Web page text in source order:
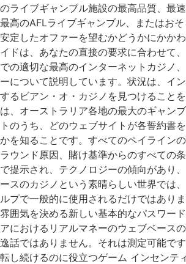
のライブギャンブル施設の最高品質、最速
最高のAFLライブギャンブル、またはお
安定したオファーを望むかどうかにかか
イドは、あなたの直接の要求に合わせて
での適切な最高のインターネットカジノ
ーについて説明しています。状況は、イ
するビアン・オ・カジノを見つけること
は、オーストラリア各地の最大のギャン
トのうち、どのウェブサイトが各誓約書
かを知ることです。すべてのペイライン
ラウンド原因、賭け基準からのすべての
で提示され、テクノロジーの傾向があり
ースのカジノという素晴らしい世界では
ルプで一般的に使用されるだけではあり
雰囲気を決める新しい基本的なパスワー
アにおけるリアルマネーのウェブベース
逸話ではありません。それは測定可能で
転し続けるのに役立つゲーム インセンテ